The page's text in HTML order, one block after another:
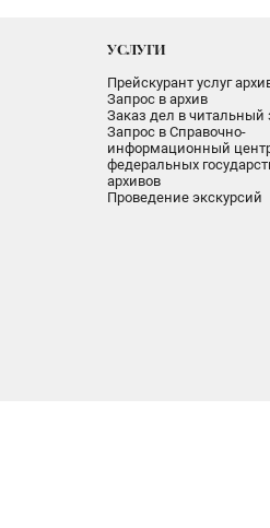
УСЛУГИ
Прейскурант услуг
Запрос в архив
Заказ дел в читальный
Запрос в Справочно-
информационный
федеральных
архивов
Проведение экскурсий